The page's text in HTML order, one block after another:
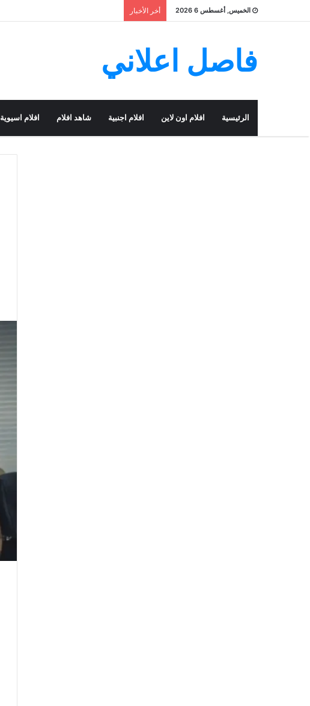
الخميس, أغسطس 6 2026 أخر الأخبار
فاصل اعلاني
الرئيسية افلام اون لاين افلام اجنبية شاهد افلام افلام اسيوية